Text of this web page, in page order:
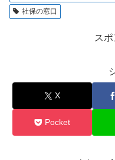
社保の窓口
ス
X
Pocket